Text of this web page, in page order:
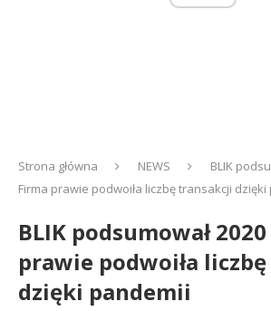
Strona główna NEWS
BLIK
Firma prawie podwoiła liczbę transakcji
BLIK podsumował
prawie podwoiła
dzięki pandemii